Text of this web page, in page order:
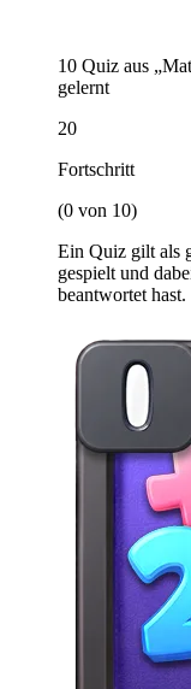
10 Quiz aus
gelernt
20
Fortschritt
(0 von 10)
Ein Quiz gilt als
gespielt und
beantwortet hast.